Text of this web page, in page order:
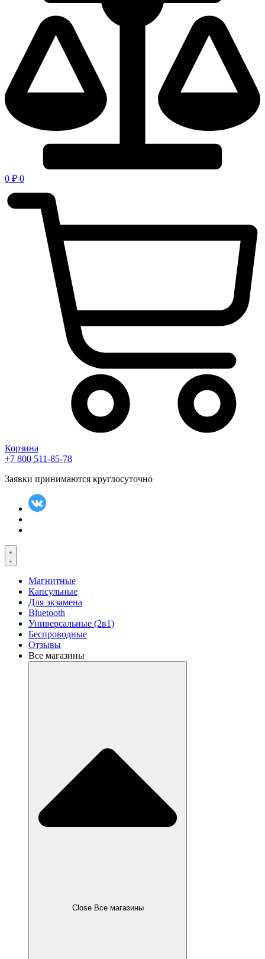
0 ₽ 0
Корзина
+7 800 511-85-78
Заявки принимаются круглосуточно
Магнитные
Капсульные
Для экзамена
Bluetooth
Универсальные (2в1)
Беспроводные
Отзывы
Все магазины
Close Все магазины